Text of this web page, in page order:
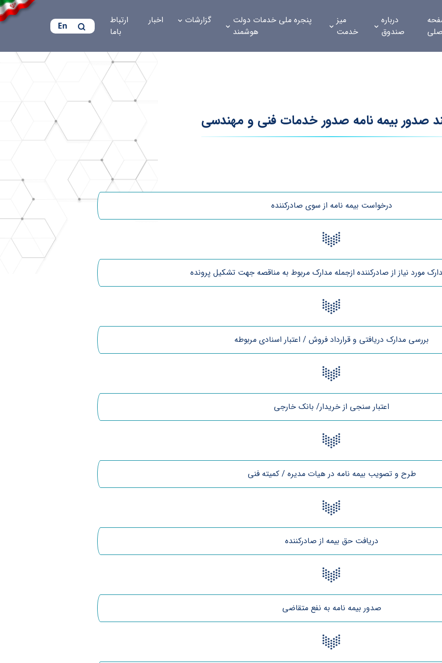
درباره
صندوق
میز
خدمت
پنجره ملی خدمات دولت
هوشمند
گزارشات اخبار
ارتباط
باما
En
صدور بیمه نامه صدور خدمات فنی و مهندسی
درخواست بیمه نامه از سوی صادرکننده
مورد نیاز از صادرکننده ازجمله مدارک مربوط به مناقصه جهت تشکیل پرونده
بررسی مدارک دریافتی و قرارداد فروش / اعتبار اسنادی مربوطه
اعتبار سنجی از خریدار/ بانک خارجی
طرح و تصویب بیمه نامه در هیات مدیره / کمیته فنی
دریافت حق بیمه از صادرکننده
صدور بیمه نامه به نفع متقاضی